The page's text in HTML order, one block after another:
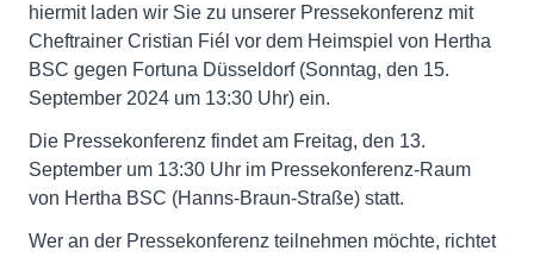
hiermit laden wir Sie zu unserer Pressekonferenz mit
Cheftrainer Cristian Fiél vor dem Heimspiel von Hertha
BSC gegen Fortuna Düsseldorf (Sonntag, den 15.
September 2024 um 13:30 Uhr) ein.
Die Pressekonferenz findet am Freitag, den 13.
September um 13:30 Uhr im Pressekonferenz-Raum
von Hertha BSC (Hanns-Braun-Straße) statt.
Wer an der Pressekonferenz teilnehmen möchte, richtet